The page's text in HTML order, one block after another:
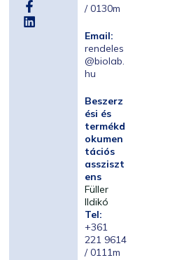
/ 0130m
Email:
rendeles
@biolab.
hu
Beszerz
ési és
termékd
okumen
tációs
assziszt
ens
Füller
Ildikó
Tel:
+361
221 9614
/ 0111m